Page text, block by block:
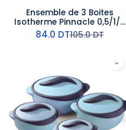
Ensemble de 3 Boites
Isotherme Pinnacle 0,5/1/2
L Rose
84.0 DT105.0DT